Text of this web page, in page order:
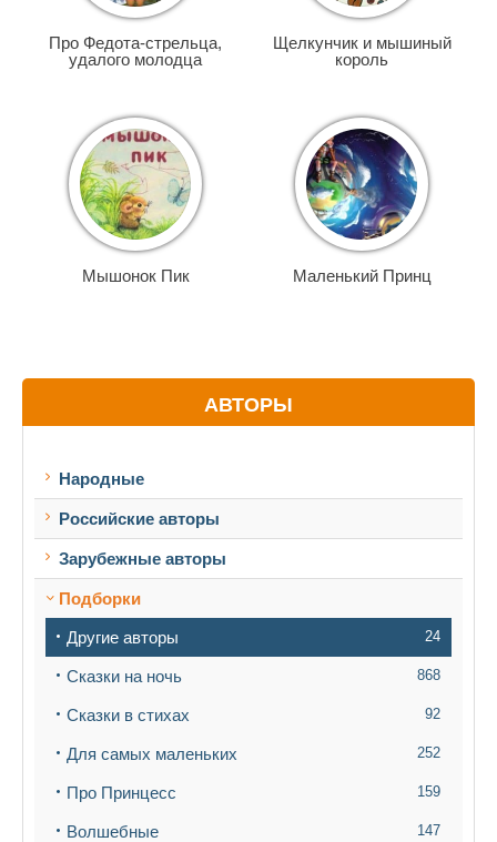
Про Федота-стрельца,
удалого молодца
Щелкунчик и мышиный
король
Мышонок Пик Маленький Принц
АВТОРЫ
Народные
Российские авторы
Зарубежные авторы
Подборки
Другие авторы 24
Сказки на ночь 868
Сказки в стихах 92
Для самых маленьких 252
Про Принцесс 159
Волшебные 147